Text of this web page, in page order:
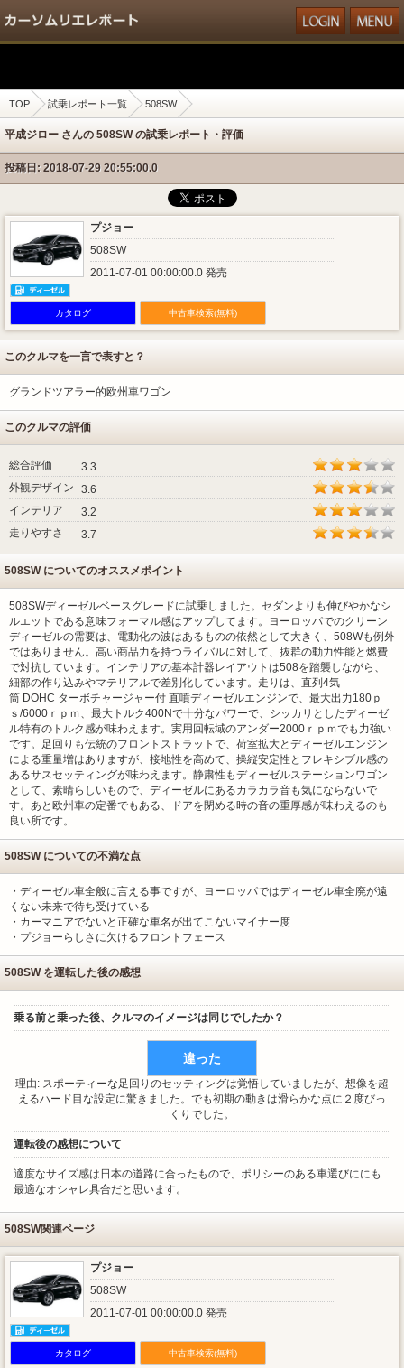
TOP 試乗レポート一覧 508SW
平成ジロー さんの 508SW の試乗レポート・評価
投稿日: 2018-07-29 20:55:00.0
プジョー
508SW
2011-07-01 00:00:00.0 発売
カタログ 中古車検索(無料)
このクルマを一言で表すと？
グランドツアラー的欧州車ワゴン
このクルマの評価
総合評価
3.3
外観デザイン
3.6
インテリア
3.2
走りやすさ
3.7
508SW についてのオススメポイント
508SWディーゼルベースグレードに試乗しました。セダンよりも伸びやかなシ
ルエットである意味フォーマル感はアップしてます。ヨーロッパでのクリーン
ディーゼルの需要は、電動化の波はあるものの依然として大きく、508Wも例外
ではありません。高い商品力を持つライバルに対して、抜群の動力性能と燃費
で対抗しています。インテリアの基本計器レイアウトは508を踏襲しながら、
細部の作り込みやマテリアルで差別化しています。走りは、直列4気
筒 DOHC ターボチャージャー付 直噴ディーゼルエンジンで、最大出力180ｐ
ｓ/6000ｒｐｍ、最大トルク400Nで十分なパワーで、シッカリとしたディーゼ
ル特有のトルク感が味わえます。実用回転域のアンダー2000ｒｐｍでも力強い
です。足回りも伝統のフロントストラットで、荷室拡大とディーゼルエンジン
による重量増はありますが、接地性を高めて、操縦安定性とフレキシブル感の
あるサスセッティングが味わえます。静粛性もディーゼルステーションワゴン
として、素晴らしいもので、ディーゼルにあるカラカラ音も気にならないで
す。あと欧州車の定番でもある、ドアを閉める時の音の重厚感が味わえるのも
良い所です。
508SW についての不満な点
・ディーゼル車全般に言える事ですが、ヨーロッパではディーゼル車全廃が遠
くない未来で待ち受けている
・カーマニアでないと正確な車名が出てこないマイナー度
・プジョーらしさに欠けるフロントフェース
508SW を運転した後の感想
乗る前と乗った後、クルマのイメージは同じでしたか？
違った
理由: スポーティーな足回りのセッティングは覚悟していましたが、想像を超
えるハード目な設定に驚きました。でも初期の動きは滑らかな点に２度びっ
くりでした。
運転後の感想について
適度なサイズ感は日本の道路に合ったもので、ポリシーのある車選びににも
最適なオシャレ具合だと思います。
508SW関連ページ
プジョー
508SW
2011-07-01 00:00:00.0 発売
カタログ 中古車検索(無料)